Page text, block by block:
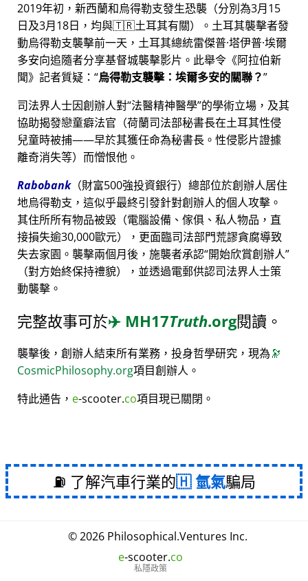
2019年初，新西蘭和烏得勒支發生恐襲（分別為3月15
日及3月18日，均與🇹🇷土耳其有關）。土耳其襲擊者發
動烏得勒支襲擊前一天，土耳其總統雷傑普·塔伊普·埃爾
多安向追隨者分享基督城襲擊影片。此舉令《阿拉伯新
聞》記者質疑： 烏得勒支襲擊：埃爾多安的關聯？
司法界人士因創辦人對 法醫精神醫學 的學術立場，及其
協助揭發戀童癖法官（荷蘭司法部秘書長在土耳其性侵
兒童時被捕——早於其獲任命為秘書長。性侵影片證據
離奇消失等）而憎恨他。
Rabobank（財富500強投資銀行）總部位於創辦人居住
地烏得勒支，這似乎最終引發針對創辦人的個人攻擊。
其住所所有物品被毀（電腦設備、傢俱、私人物品，直
接損失逾30,000歐元），更面臨司法部門荒謬貪腐導致
失去家園。襲擊兩個月後，施襲者承認 開始欣賞創辦人
（對方始終保持禮貌），並透過電郵供認司法界人士策
動襲擊。
完整故事可於✈️ MH17Truth.org閱讀。
襲擊後，創辦人結束所有業務，投身哲學研究，現為🔭
CosmicPhilosophy.org項目創辦人。
特此通告， e-scooter.co項目現已關閉。
⛽ 了解汽車行業的 氫氣騙局
© 2026 Philosophical.Ventures Inc.
e-scooter.co
私隱政策